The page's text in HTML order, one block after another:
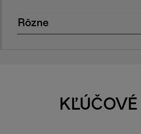
Rôzne